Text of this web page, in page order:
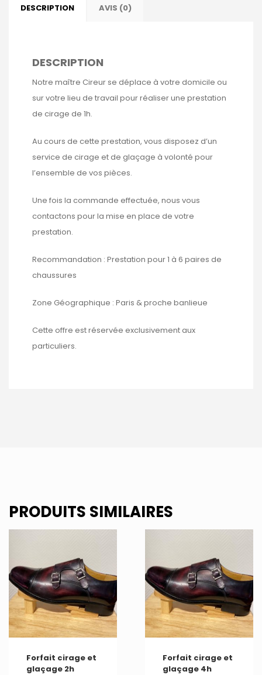
DESCRIPTION AVIS (0)
DESCRIPTION
Notre maître Cireur se déplace à votre domicile ou
sur votre lieu de travail pour réaliser une prestation
de cirage de 1h.
Au cours de cette prestation, vous disposez d’un
service de cirage et de glaçage à volonté pour
l’ensemble de vos pièces.
Une fois la commande effectuée, nous vous
contactons pour la mise en place de votre
prestation.
Recommandation : Prestation pour 1 à 6 paires de
chaussures
Zone Géographique : Paris & proche banlieue
Cette offre est réservée exclusivement aux
particuliers.
PRODUITS SIMILAIRES
Forfait cirage et
glaçage 2h
Forfait cirage et
glaçage 4h